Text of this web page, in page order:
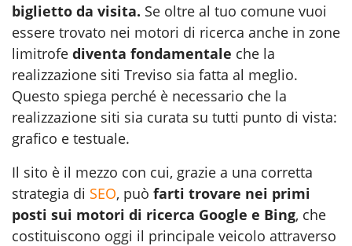
biglietto da visita. Se oltre al tuo comune vuoi
essere trovato nei motori di ricerca anche in zone
limitrofe diventa fondamentale che la
realizzazione siti Treviso sia fatta al meglio.
Questo spiega perché è necessario che la
realizzazione siti sia curata su tutti punto di vista:
grafico e testuale.
Il sito è il mezzo con cui, grazie a una corretta
strategia di SEO, può farti trovare nei primi
posti sui motori di ricerca Google e Bing, che
costituiscono oggi il principale veicolo attraverso